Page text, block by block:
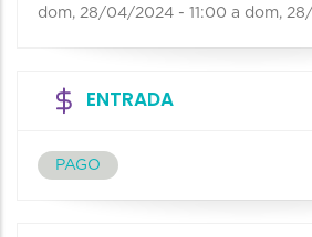
dom, 28/04/2024 - 11:00 a dom,
ENTRADA
PAGO